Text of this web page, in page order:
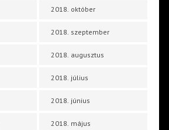
2018. október
2018. szeptember
2018. augusztus
2018. július
2018. június
2018. május